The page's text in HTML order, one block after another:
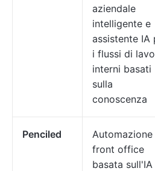
aziendale
intelligente e
assistente IA
i flussi di
interni basati
sulla
conoscenza
Penciled
Automazione
front office
basata sull'IA